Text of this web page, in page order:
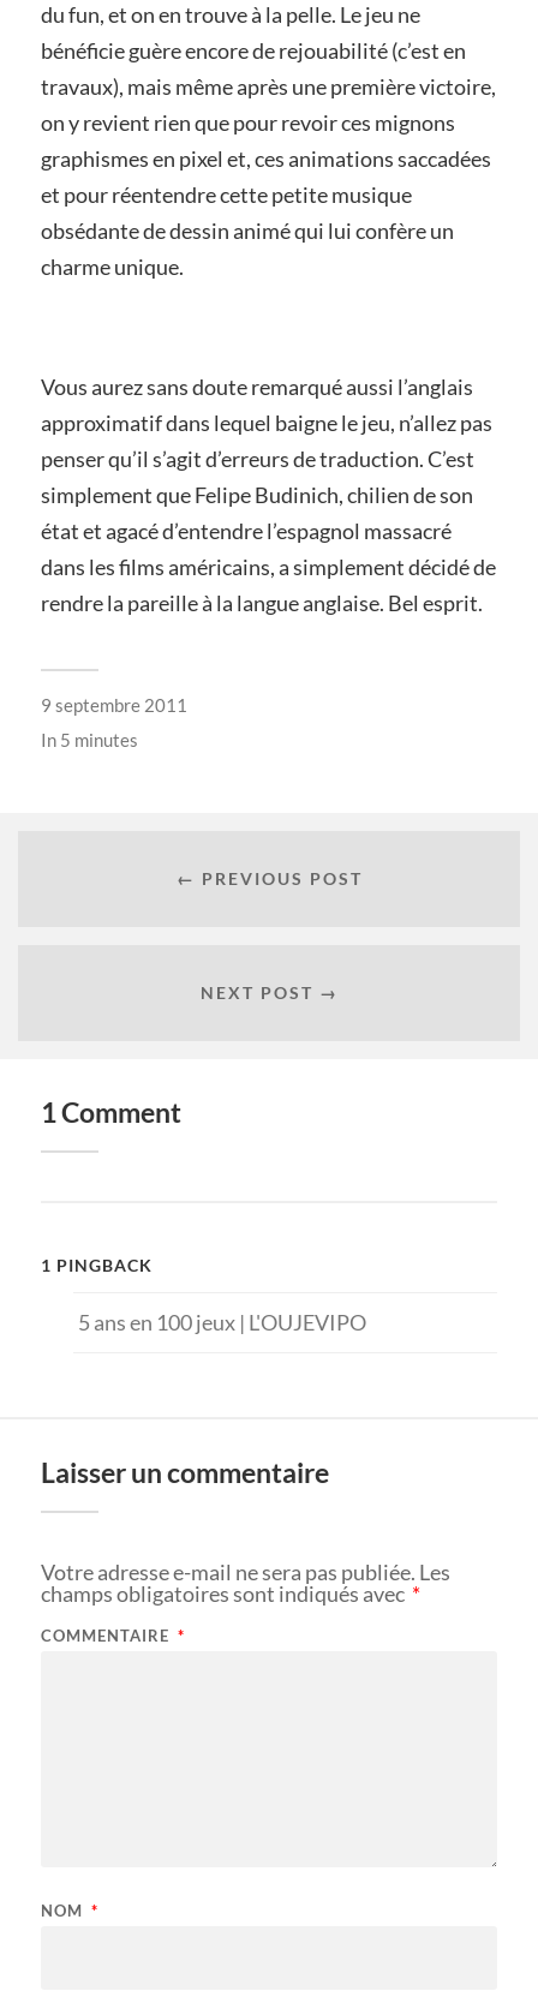
du fun, et on en trouve à la pelle. Le jeu ne
bénéficie guère encore de rejouabilité (c’est en
travaux), mais même après une première victoire,
on y revient rien que pour revoir ces mignons
graphismes en pixel et, ces animations saccadées
et pour réentendre cette petite musique
obsédante de dessin animé qui lui confère un
charme unique.
Vous aurez sans doute remarqué aussi l’anglais
approximatif dans lequel baigne le jeu, n’allez pas
penser qu’il s’agit d’erreurs de traduction. C’est
simplement que Felipe Budinich, chilien de son
état et agacé d’entendre l’espagnol massacré
dans les films américains, a simplement décidé de
rendre la pareille à la langue anglaise. Bel esprit.
9 septembre 2011
In 5 minutes
← PREVIOUS POST
NEXT POST →
1 Comment
1 PINGBACK
5 ans en 100 jeux | L'OUJEVIPO
Laisser un commentaire
Votre adresse e-mail ne sera pas publiée. Les
champs obligatoires sont indiqués avec *
COMMENTAIRE *
NOM *